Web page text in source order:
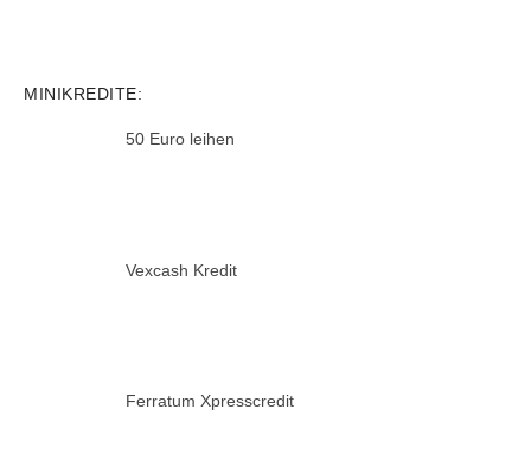
MINIKREDITE:
50 Euro leihen
Vexcash Kredit
Ferratum Xpresscredit